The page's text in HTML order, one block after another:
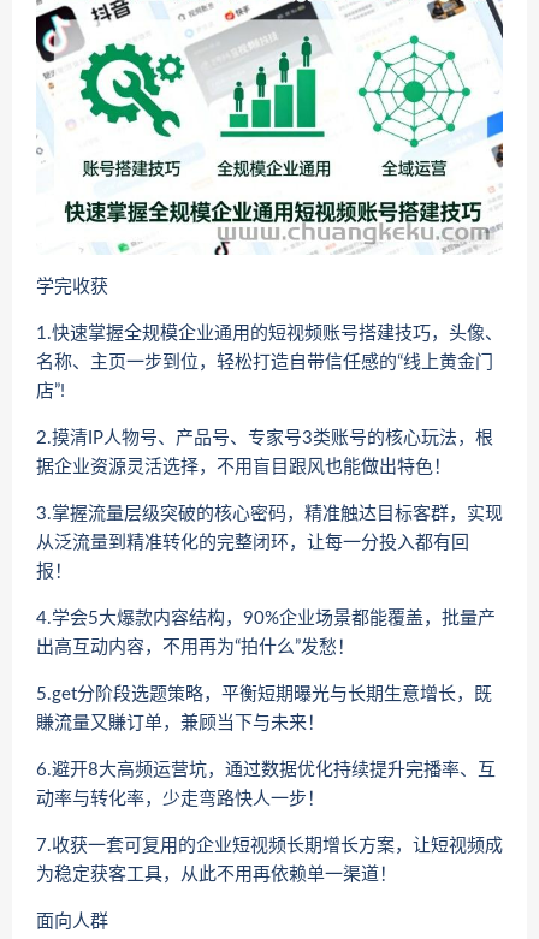
学完收获
1.快速掌握全规模企业通用的短视频账号搭建技巧，头像、
名称、主页一步到位，轻松打造自带信任感的“线上黄金门
店”!
2.摸清IP人物号、产品号、专家号3类账号的核心玩法，根
据企业资源灵活选择，不用盲目跟风也能做出特色！
3.掌握流量层级突破的核心密码，精准触达目标客群，实现
从泛流量到精准转化的完整闭环，让每一分投入都有回
报！
4.学会5大爆款内容结构，90%企业场景都能覆盖，批量产
出高互动内容，不用再为“拍什么”发愁！
5.get分阶段选题策略，平衡短期曝光与长期生意增长，既
賺流量又賺订单，兼顾当下与未来！
6.避开8大高频运营坑，通过数据优化持续提升完播率、互
动率与转化率，少走弯路快人一步！
7.收获一套可复用的企业短视频长期增长方案，让短视频成
为稳定获客工具，从此不用再依赖单一渠道！
面向人群